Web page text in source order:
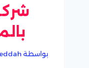
بواسطة